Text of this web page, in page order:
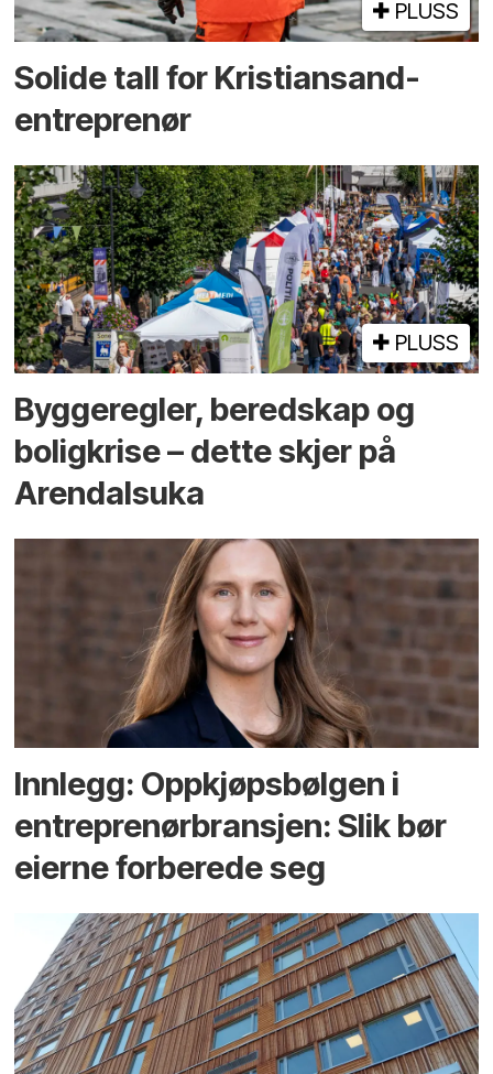
PLUSS
Solide tall for Kristiansand-
entreprenør
PLUSS
Bygge­regler, beredskap og
bolig­krise – dette skjer på
Arendals­uka
Innlegg: Oppkjøps­bølgen i
entreprenør­bransjen: Slik bør
eierne forberede seg